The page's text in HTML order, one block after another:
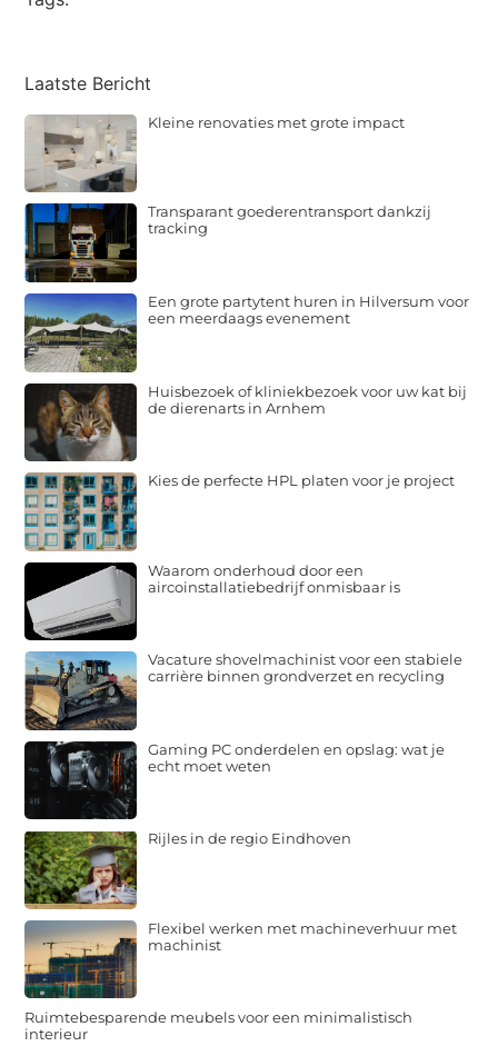
Laatste Bericht
Kleine renovaties met grote impact
Transparant goederentransport dankzij
tracking
Een grote partytent huren in Hilversum voor
een meerdaags evenement
Huisbezoek of kliniekbezoek voor uw kat bij
de dierenarts in Arnhem
Kies de perfecte HPL platen voor je project
Waarom onderhoud door een
aircoinstallatiebedrijf onmisbaar is
Vacature shovelmachinist voor een stabiele
carrière binnen grondverzet en recycling
Gaming PC onderdelen en opslag: wat je
echt moet weten
Rijles in de regio Eindhoven
Flexibel werken met machineverhuur met
machinist
Ruimtebesparende meubels voor een minimalistisch
interieur